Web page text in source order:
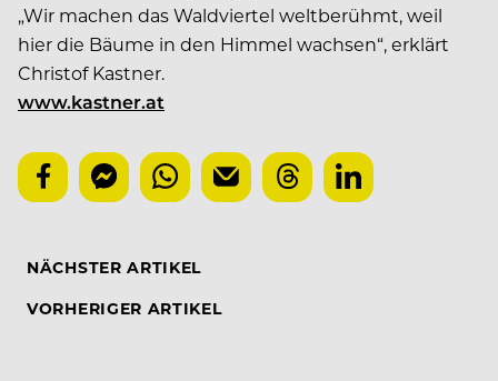
„Wir machen das Waldviertel weltberühmt, weil
hier die Bäume in den Himmel wachsen“, erklärt
Christof Kastner.
www.kastner.at
NÄCHSTER ARTIKEL
VORHERIGER ARTIKEL